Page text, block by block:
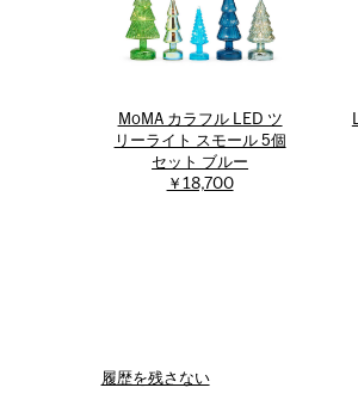
MoMA カラフル LED ツ
リーライト スモール 5個
セット ブルー
￥18,700
履歴を残さない